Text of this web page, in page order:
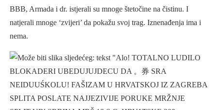
BBB, Armada i dr. istjerali su mnoge štetočine na čistinu. I
natjerali mnoge ‘zvijeri’ da pokažu svoj trag. Iznenađenja ima i
nema.